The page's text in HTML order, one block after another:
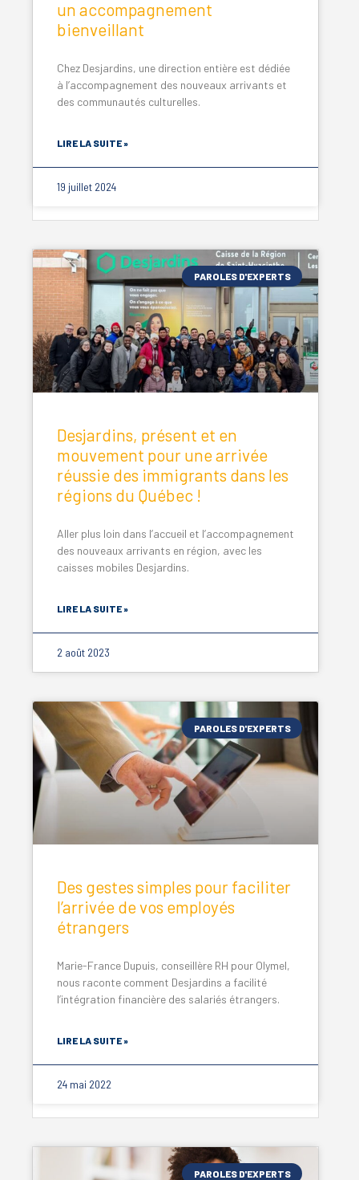
un accompagnement
bienveillant
Chez Desjardins, une direction entière est dédiée
à l’accompagnement des nouveaux arrivants et
des communautés culturelles.
LIRE LA SUITE »
19 juillet 2024
PAROLES D'EXPERTS
Desjardins, présent et en
mouvement pour une arrivée
réussie des immigrants dans les
régions du Québec !
Aller plus loin dans l’accueil et l’accompagnement
des nouveaux arrivants en région, avec les
caisses mobiles Desjardins.
LIRE LA SUITE »
2 août 2023
PAROLES D'EXPERTS
Des gestes simples pour faciliter
l’arrivée de vos employés
étrangers
Marie-France Dupuis, conseillère RH pour Olymel,
nous raconte comment Desjardins a facilité
l’intégration financière des salariés étrangers.
LIRE LA SUITE »
24 mai 2022
PAROLES D'EXPERTS